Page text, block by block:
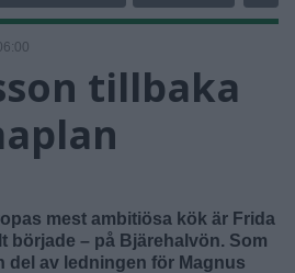
tillbaka
mest ambitiösa kök är Frida
började – på Bjärehalvön. Som
del av ledningen för Magnus